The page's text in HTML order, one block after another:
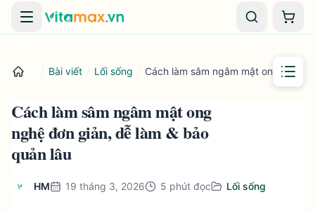
Danh mục Giỏ
Bài viết Lối sống Cách làm sâm ngâm mật ong nghệ
Cách làm sâm ngâm mật ong
nghệ đơn giản, dễ làm & bảo
quản lâu
HM 19 tháng 3, 2026 5 phút đọc Lối sống